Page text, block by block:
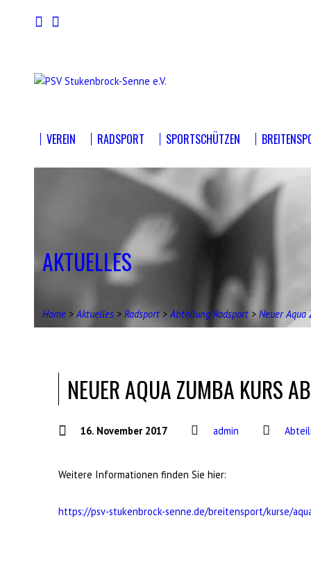
VEREIN RADSPORT SPORTSCHÜTZEN
AKTUELLES
Home > Aktuelles > Radsport > Abteilung Radsport > Neuer Aqua
NEUER AQUA ZUMBA KURS
16. November 2017 admin
Weitere Informationen finden Sie hier:
https://psv-stukenbrock-senne.de/breitensport/kurse/